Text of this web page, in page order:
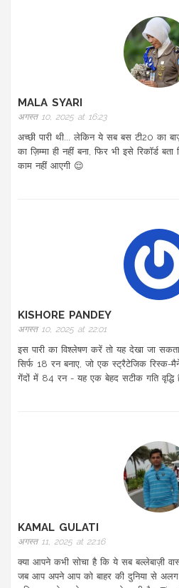
MALA SYARI
अगस्त 10, 2025 at 16:23
अच्छी पारी थी... लेकिन ये सब बस टी20 का
का ज़िम्मा ही नहीं बना, फिर भी इसे रिकॉर्ड
काम नहीं आएगी 😌
KISHORE PANDEY
अगस्त 10, 2025 at 22:01
इस पारी का विश्लेषण करें तो यह देखा जा
सिर्फ 18 रन बनाए, जो एक स्ट्रैटेजिक
गेंदों में 84 रन - यह एक बेहद सटीक गति वृद्धि
KAMAL GULATI
अगस्त 11, 2025 at 22:16
क्या आपने कभी सोचा है कि ये सब बल्लेबाज़ी
जब आप अपने आप को बाहर की दुनिया से